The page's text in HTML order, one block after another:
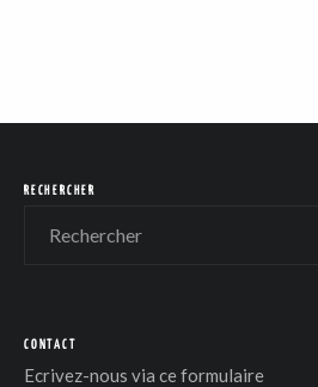
RECHERCHER
CONTACT
Ecrivez-nous via ce formulaire